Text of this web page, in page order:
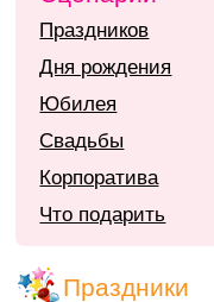
Праздников
Дня рождения
Юбилея
Свадьбы
Корпоратива
Что подарить
Праздники